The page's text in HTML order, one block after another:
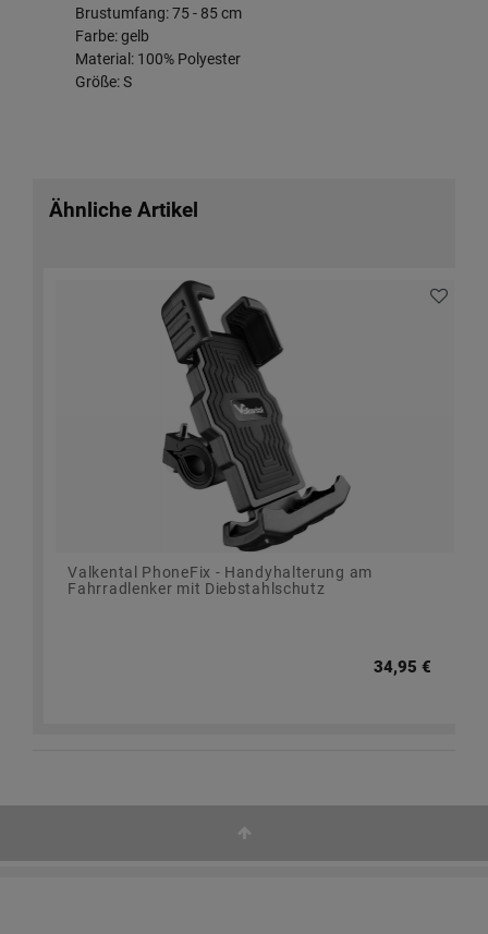
 Brustumfang: 75 - 85 cm
 Farbe: gelb
 Material: 100% Polyester
 Größe: S
Ähnliche Artikel
Valkental PhoneFix - Handyhalterung am
Fahrradlenker mit Diebstahlschutz
34,95 €